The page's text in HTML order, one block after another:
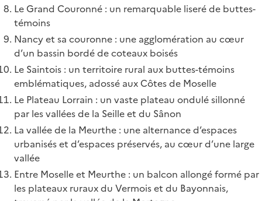
Le Grand Couronné : un remarquable liseré de buttes-
témoins
Nancy et sa couronne : une agglomération au cœur
d’un bassin bordé de coteaux boisés
Le Saintois : un territoire rural aux buttes-témoins
emblématiques, adossé aux Côtes de Moselle
Le Plateau Lorrain : un vaste plateau ondulé sillonné
par les vallées de la Seille et du Sânon
La vallée de la Meurthe : une alternance d’espaces
urbanisés et d’espaces préservés, au cœur d’une large
vallée
Entre Moselle et Meurthe : un balcon allongé formé par
les plateaux ruraux du Vermois et du Bayonnais,